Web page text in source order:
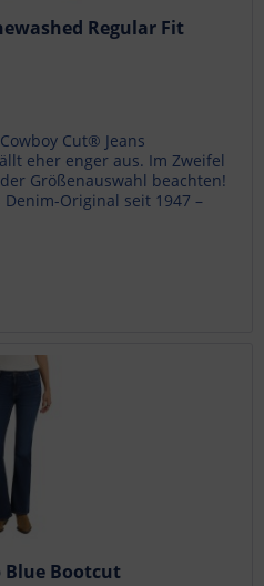
Regular Fit
Cut® Jeans
eher enger aus. Im Zweifel
Größenauswahl beachten!
Original seit 1947 –
Blue Bootcut